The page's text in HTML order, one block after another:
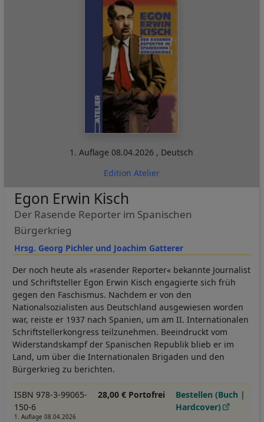
1. Auflage08.04.2026 , Deutsch
Edition Atelier
Hrsg. Georg Pichler und Joachim Gatterer
Egon Erwin Kisch
Der Rasende Reporter im Spanischen
Bürgerkrieg
Der noch heute als »rasender Reporter« bekannte Journalist
und Schriftsteller Egon Erwin Kisch engagierte sich früh
gegen den Faschismus. Nachdem er von den
Nationalsozialisten aus Deutschland ausgewiesen worden
war, reiste er 1937 nach Spanien, um am II. Internationalen
Schriftstellerkongress teilzunehmen. Beeindruckt vom
Widerstandskampf der Spanischen Republik blieb er im
Land, um über die Internationalen Brigaden und den
Bürgerkrieg zu berichten.
ISBN 978-3-99065-
150-6
1. Auflage 08.04.2026
28,00 € Portofrei
Bestellen (Buch |
Hardcover)